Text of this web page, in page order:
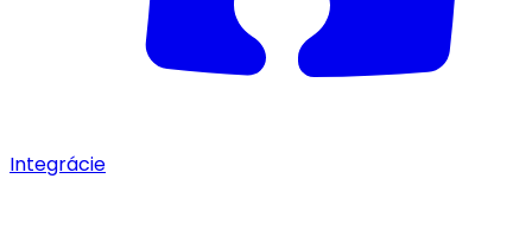
Integrácie